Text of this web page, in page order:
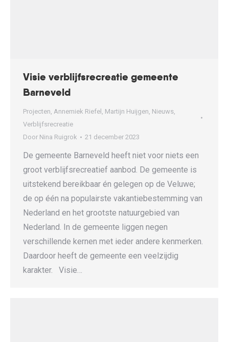
Visie verblijfsrecreatie gemeente
Barneveld
Projecten, Annemiek Riefel , Martijn Huijgen, Nieuws,
Verblijfsrecreatie
Door Nina Ruigrok 21 december 2023
De gemeente Barneveld heeft niet voor niets een
groot verblijfsrecreatief aanbod. De gemeente is
uitstekend bereikbaar én gelegen op de Veluwe;
de op één na populairste vakantiebestemming van
Nederland en het grootste natuurgebied van
Nederland. In de gemeente liggen negen
verschillende kernen met ieder andere kenmerken.
Daardoor heeft de gemeente een veelzijdig
karakter. Visie…